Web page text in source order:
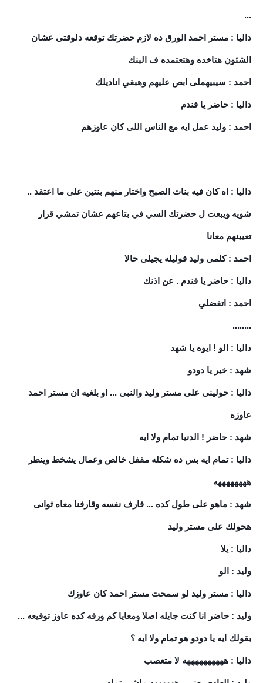
...
داليا : مستر احمد الورق ده لازم حضرتك توقعه دلوقتى عشان
الشئون هتاخده وهتعتمده ف البنك
احمد : سيبيهملى ابص عليهم وهبقي اناديلك
داليا : حاضر يا فندم
احمد : وليد عمل ايه مع الناس اللى كان عاوزهم
داليا : اه كان فيه بنات الصبح واختار منهم بنتين على ما اعتقد ..
شويه ويبعت ل حضرتك السي في بتاعهم عشان تمشي قرار
تعيينهم معانا
احمد : كلمى وليد قوليله يجيلى حالا
داليا : حاضر يا فندم . عن اذنك
احمد : اتفضلي
........
داليا : الو ! ايوه يا شهد
شهد : خير يا دودو
داليا : حولينى على مستر وليد والنبى ... او بلغيه ان مستر احمد
عاوزه
شهد : حاضر ! الدنيا تمام ولا ايه
داليا : تمام ايه بس ده شكله مقفل خالص وعمال يشخط وينطر
ههههههههه
شهد : ماهو على طول كده ... قارف نفسه وقارفنا معاه ثوانى
هحولك على مستر وليد
داليا : يلا
وليد : الو
داليا : مستر وليد لو سمحت مستر احمد كان عاوزك
وليد : حاضر انا كنت جايله اصلا ومعايا كم ورقه كده عاوز توقيعه ...
بقولك ايه يا دودو هو تمام ولا ايه ؟
داليا : ههههههههههه لا متعصب